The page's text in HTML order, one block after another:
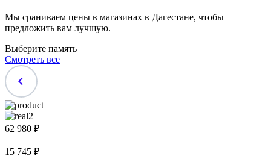
Мы сраниваем цены в магазинах в Дагестане, чтобы
предложить вам лучшую.
Выберите память
Смотреть все
62 980 ₽
15 745 ₽